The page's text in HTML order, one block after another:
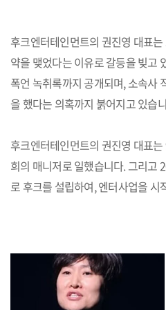
후크엔터테인먼트의 권진영 대표
약을 맺었다는 이유로 갈등을 빚고
폭언 녹취록까지 공개되며, 소속사
을 했다는 의혹까지 붉어지고 있습
후크엔터테인먼트의 권진영 대표
희의 매니저로 일했습니다. 그리고
로 후크를 설립하여, 엔터사업을 시